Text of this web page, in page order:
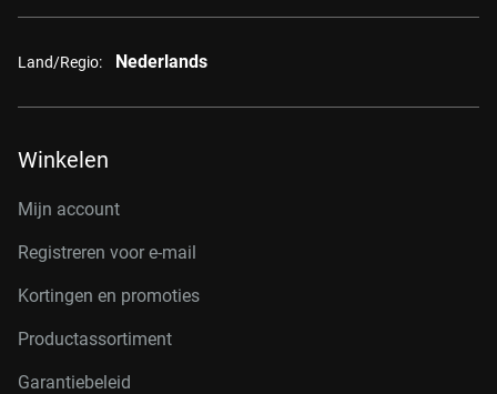
Land/Regio: Nederlands
Winkelen
Mijn account
Registreren voor e-mail
Kortingen en promoties
Productassortiment
Garantiebeleid